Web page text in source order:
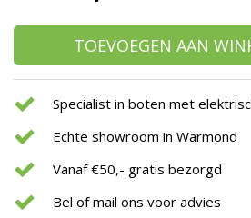
TOEVOEGEN AAN
Specialist in boten met
Echte showroom in Warmond
Vanaf €50,- gratis bezorgd
Bel of mail ons voor advies